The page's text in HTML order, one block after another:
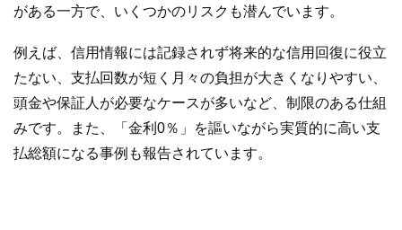
がある一方で、いくつかのリスクも潜んでいます。
例えば、信用情報には記録されず将来的な信用回復に役立
たない、支払回数が短く月々の負担が大きくなりやすい、
頭金や保証人が必要なケースが多いなど、制限のある仕組
みです。また、「金利0％」を謳いながら実質的に高い支
払総額になる事例も報告されています。